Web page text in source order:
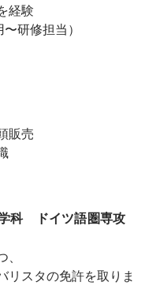
経験
研修担当）
販売
科　ドイツ語圏専攻
リスタの免許を取りま